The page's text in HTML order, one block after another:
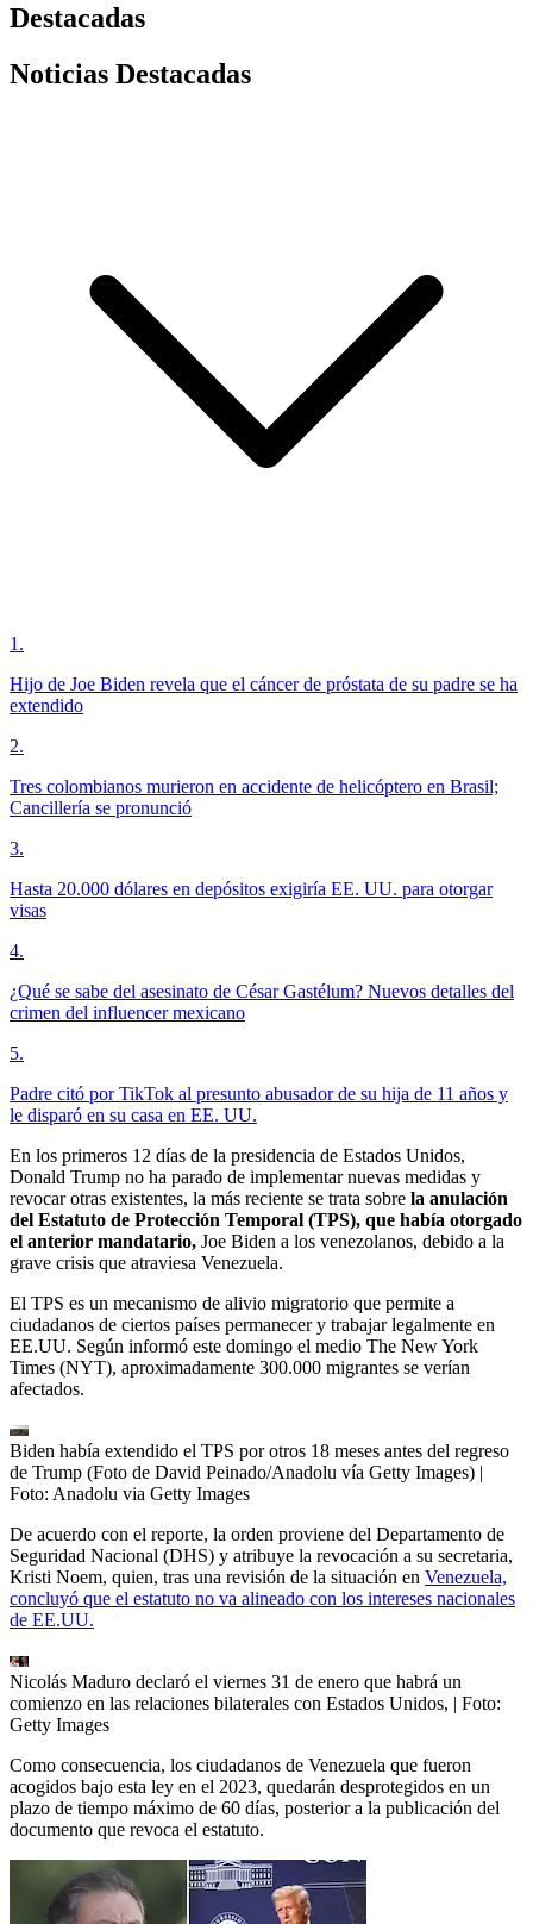
Destacadas
Noticias Destacadas
1 .
Hijo de Joe Biden revela que el cáncer de próstata de su padre se ha
extendido
2.
Tres colombianos murieron en accidente de helicóptero en Brasil;
Cancillería se pronunció
3.
Hasta 20.000 dólares en depósitos exigiría EE. UU. para otorgar
visas
4.
¿Qué se sabe del asesinato de César Gastélum? Nuevos detalles del
crimen del influencer mexicano
5.
Padre citó por TikTok al presunto abusador de su hija de 11 años y
le disparó en su casa en EE. UU.
En los primeros 12 días de la presidencia de Estados Unidos,
Donald Trump no ha parado de implementar nuevas medidas y
revocar otras existentes, la más reciente se trata sobre la anulación
del Estatuto de Protección Temporal (TPS), que había otorgado
el anterior mandatario, Joe Biden a los venezolanos, debido a la
grave crisis que atraviesa Venezuela.
El TPS es un mecanismo de alivio migratorio que permite a
ciudadanos de ciertos países permanecer y trabajar legalmente en
EE.UU. Según informó este domingo el medio The New York
Times (NYT), aproximadamente 300.000 migrantes se verían
afectados.
Biden había extendido el TPS por otros 18 meses antes del regreso
de Trump (Foto de David Peinado/Anadolu vía Getty Images) |
Foto: Anadolu via Getty Images
De acuerdo con el reporte, la orden proviene del Departamento de
Seguridad Nacional (DHS) y atribuye la revocación a su secretaria,
Kristi Noem, quien, tras una revisión de la situación en Venezuela,
concluyó que el estatuto no va alineado con los intereses nacionales
de EE.UU.
Nicolás Maduro declaró el viernes 31 de enero que habrá un
comienzo en las relaciones bilaterales con Estados Unidos, | Foto:
Getty Images
Como consecuencia, los ciudadanos de Venezuela que fueron
acogidos bajo esta ley en el 2023, quedarán desprotegidos en un
plazo de tiempo máximo de 60 días, posterior a la publicación del
documento que revoca el estatuto.